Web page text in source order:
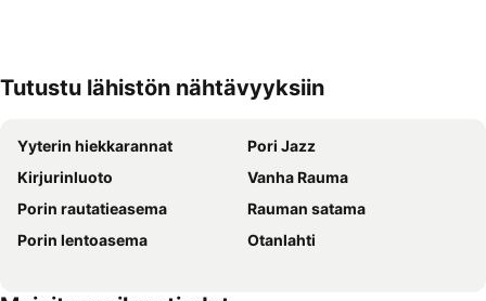
Tutustu lähistön nähtävyyksiin
Yyterin hiekkarannat
Pori Jazz
Kirjurinluoto
Vanha Rauma
Porin rautatieasema
Rauman satama
Porin lentoasema
Otanlahti